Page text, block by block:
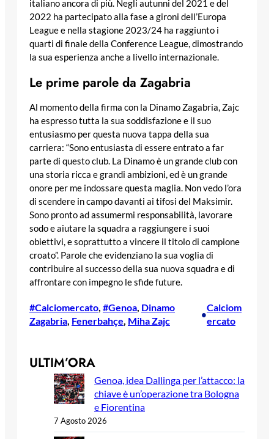
italiano ancora di più. Negli autunni del 2021 e del
2022 ha partecipato alla fase a gironi dell’Europa
League e nella stagione 2023/24 ha raggiunto i
quarti di finale della Conference League, dimostrando
la sua esperienza anche a livello internazionale.
Le prime parole da Zagabria
Al momento della firma con la Dinamo Zagabria, Zajc
ha espresso tutta la sua soddisfazione e il suo
entusiasmo per questa nuova tappa della sua
carriera: “Sono entusiasta di essere entrato a far
parte di questo club. La Dinamo è un grande club con
una storia ricca e grandi ambizioni, ed è un grande
onore per me indossare questa maglia. Non vedo l’ora
di scendere in campo davanti ai tifosi del Maksimir.
Sono pronto ad assumermi responsabilità, lavorare
sodo e aiutare la squadra a raggiungere i suoi
obiettivi, e soprattutto a vincere il titolo di campione
croato”. Parole che evidenziano la sua voglia di
contribuire al successo della sua nuova squadra e di
affrontare con impegno le sfide future.
#Calciomercato #Genoa Dinamo
Zagabria Fenerbahçe Miha Zajc
•
Calciom
ercato
ULTIM’ORA
Genoa, idea Dallinga per l’attacco: la
chiave è un’operazione tra Bologna
e Fiorentina
7 Agosto 2026